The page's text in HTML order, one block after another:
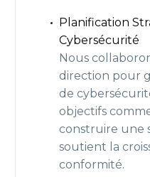
Planification
Cybersécurité
Nous
direction pour
de
objectifs
construire une
soutient la
conformité.